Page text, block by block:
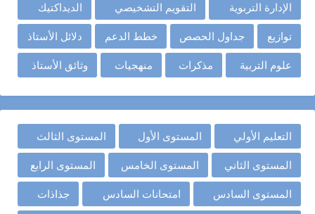
الإدارة التربوية التقويم التشخيصي الديداكتيك
توازيع جداول الحصص خطط الدعم دلائل الأستاذ
علوم التربية مذكرات منهجيات وثائق الأستاذ
التعليم الأولي المستوى الأول المستوى الثالث
المستوى الثاني المستوى الخامس المستوى الرابع
المستوى السادس امتحانات السادس جذاذات